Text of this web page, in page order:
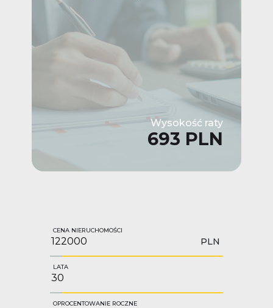
Wysokość raty
693 PLN
CENA NIERUCHOMOŚCI
PLN
LATA
OPROCENTOWANIE ROCZNE